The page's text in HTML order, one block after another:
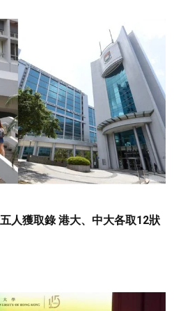
人獲取錄 港大、中大各取12狀